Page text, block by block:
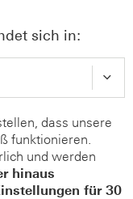
sich in:
dass unsere
funktionieren.
und werden
hinaus
für 30